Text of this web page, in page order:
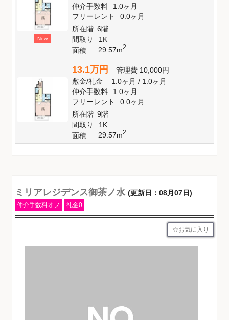
New
仲介手数料
1.0ヶ月
フリーレント
0.0ヶ月
所在階 6階
間取り
1K
面積
29.57m2
13.1万円 管理費 10,000円
敷金/礼金 1.0ヶ月/ 1.0ヶ月
仲介手数料
1.0ヶ月
フリーレント
0.0ヶ月
所在階 9階
間取り
1K
面積
29.57m2
ミリアレジデンス御茶ノ水 (更新日：08月07日)
仲介手数料オフ 礼金0
お気に入り